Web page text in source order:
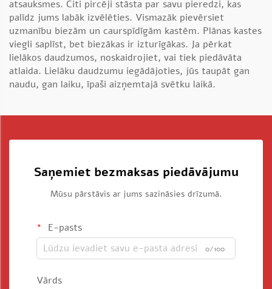
atsauksmes. Citi pircēji stāsta par savu pieredzi, kas
palīdz jums labāk izvēlēties. Vismazāk pievērsiet
uzmanību biezām un caurspīdīgām kastēm. Plānas kastes
viegli saplīst, bet biezākas ir izturīgākas. Ja pērkat
lielākos daudzumos, noskaidrojiet, vai tiek piedāvāta
atlaida. Lielāku daudzumu iegādājoties, jūs taupāt gan
naudu, gan laiku, īpaši aizņemtajā svētku laikā.
Saņemiet bezmaksas piedāvājumu
Mūsu pārstāvis ar jums sazināsies drīzumā.
E-pasts
0/100
Vārds